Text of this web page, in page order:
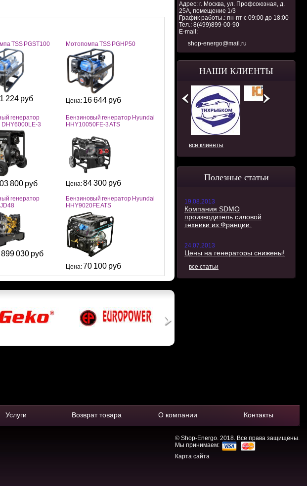
Адрес: г. Москва, ул. Профсоюзная, д.
25А, помещение 1/3
График работы.: пн-пт с 09:00 до 18:00
Тел.: 8(499)899-00-90
E-mail:
shop-energo@mail.ru
НАШИ КЛИЕНТЫ
все клиенты
Полезные статьи
19.08.2013
Компания SDMO
производитель силовой
техники из Франции.
24.07.2013
Цены на генераторы снижены!
все статьи
TSS PGST100
224 руб
Мотопомпа TSS PGHP50
Цена: 16 644 руб
генератор
DHY6000LE-3
800 руб
Бензиновый генератор Hyundai
HHY10050FE-3 ATS
Цена:84 300 руб
генератор
899 030 руб
Бензиновый генератор Hyundai
HHY9020FE ATS
Цена:70 100 руб
Услуги Возврат товара О компании Контакты
© Shop-Energo. 2018. Все права защищены.
Мы принимаем:
Карта сайта